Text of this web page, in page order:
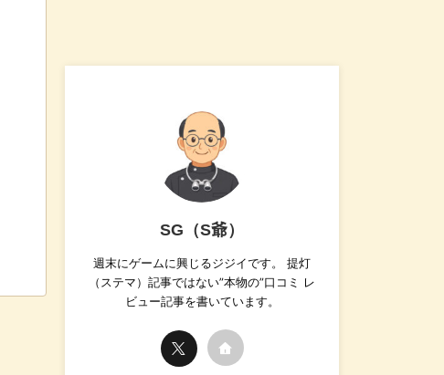
SG（S爺）
週末にゲームに興じるジジイです。 提灯
（ステマ）記事ではない”本物の”口コミ レ
ビュー記事を書いています。